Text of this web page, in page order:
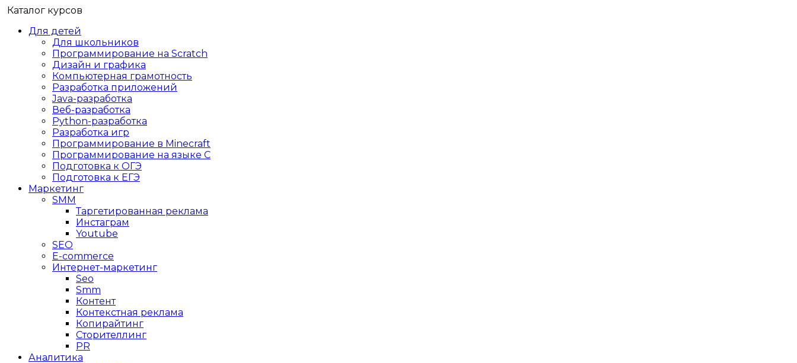
Каталог курсов
Для детей
Для школьников
Программирование на Scratch
Дизайн и графика
Компьютерная грамотность
Разработка приложений
Java-разработка
Веб-разработка
Python-разработка
Разработка игр
Программирование в Minecraft
Программирование на языке C
Подготовка к ОГЭ
Подготовка к ЕГЭ
Маркетинг
SMM
Таргетированная реклама
Инстаграм
Youtube
SEO
E-сommerce
Интернет-маркетинг
Seo
Smm
Контент
Контекстная реклама
Копирайтинг
Сторителлинг
PR
Аналитика